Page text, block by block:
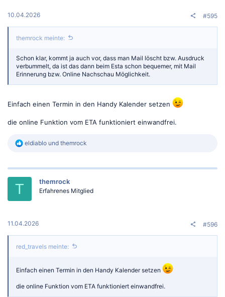
10.04.2026 #595
themrock meinte:
Schon klar, kommt ja auch vor, dass man Mail löscht bzw. Ausdruck
verbummelt, da ist das dann beim Esta schon bequemer, mit Mail
Erinnerung bzw. Online Nachschau Möglichkeit.
Einfach einen Termin in den Handy Kalender setzen
die online Funktion vom ETA funktioniert einwandfrei.
R
k
:
eldiablo und themrock
T themrock
Erfahrenes Mitglied
11.04.2026 #596
red_travels meinte:
Einfach einen Termin in den Handy Kalender setzen
die online Funktion vom ETA funktioniert einwandfrei.